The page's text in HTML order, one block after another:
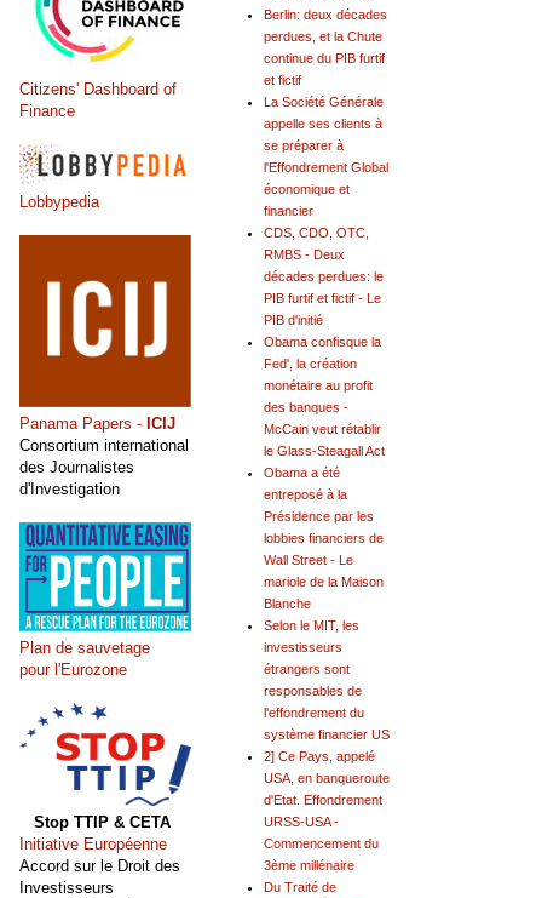
Berlin: deux décades
perdues, et la Chute
continue du PIB furtif
et fictif
La Société Générale
appelle ses clients à
se préparer à
l'Effondrement Global
économique et
financier
CDS, CDO, OTC,
RMBS - Deux
décades perdues: le
PIB furtif et fictif - Le
PIB d'initié
Obama confisque la
Fed', la création
monétaire au profit
des banques -
McCain veut rétablir
le Glass-Steagall Act
Obama a été
entreposé à la
Présidence par les
lobbies financiers de
Wall Street - Le
mariole de la Maison
Blanche
Selon le MIT, les
investisseurs
étrangers sont
responsables de
l'effondrement du
système financier US
2] Ce Pays, appelé
USA, en banqueroute
d'Etat. Effondrement
URSS-USA -
Commencement du
3ème millénaire
Du Traité de
Citizens' Dashboard of
Finance
Lobbypedia
Panama Papers - ICIJ
Consortium international
des Journalistes
d'Investigation
Plan de sauvetage
pour l'Eurozone
Stop TTIP & CETA
Initiative Européenne
Accord sur le Droit des
Investisseurs